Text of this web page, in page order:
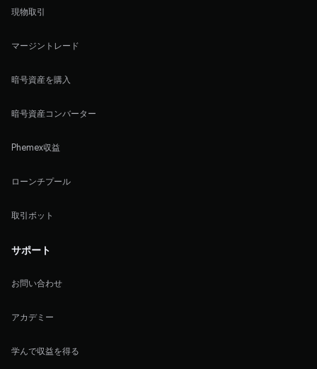
現物取引
マージントレード
暗号資産を購入
暗号資産コンバーター
Phemex収益
ローンチプール
取引ボット
サポート
お問い合わせ
アカデミー
学んで収益を得る